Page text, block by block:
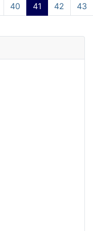
Strona 41 z 63
40 41 42 43